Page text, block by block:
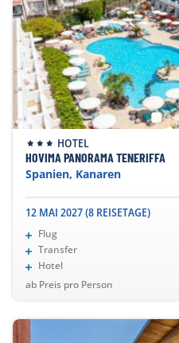
HOTEL
HOVIMA PANORAMA TENERIFFA
Spanien, Kanaren
12 MAI 2027 (8 REISETAGE)
Flug
Transfer
Hotel
ab Preis pro Person